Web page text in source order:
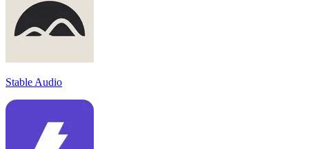
Stable Audio